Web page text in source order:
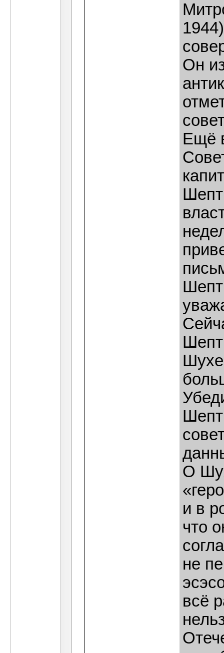
Он
Ещё
О
и в
что
не
всё